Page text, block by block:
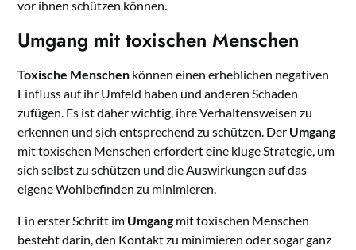
vor ihnen schützen können.
Umgang mit toxischen Menschen
Toxische Menschen können einen erheblichen negativen
Einfluss auf ihr Umfeld haben und anderen Schaden
zufügen. Es ist daher wichtig, ihre Verhaltensweisen zu
erkennen und sich entsprechend zu schützen. Der Umgang
mit toxischen Menschen erfordert eine kluge Strategie, um
sich selbst zu schützen und die Auswirkungen auf das
eigene Wohlbefinden zu minimieren.
Ein erster Schritt im Umgang mit toxischen Menschen
besteht darin, den Kontakt zu minimieren oder sogar ganz